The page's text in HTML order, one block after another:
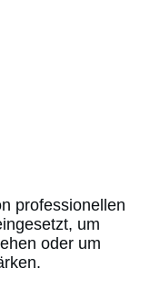
professionellen
um
oder um